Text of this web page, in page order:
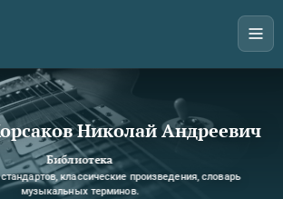
Николай Андреевич
Библиотека
классические произведения, словарь
музыкальных терминов.